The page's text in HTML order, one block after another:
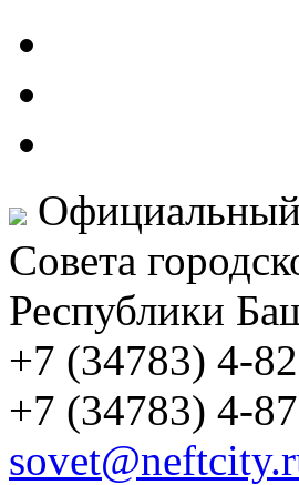
Совета
Республики
+7 (34783) 4-
+7 (34783) 4-